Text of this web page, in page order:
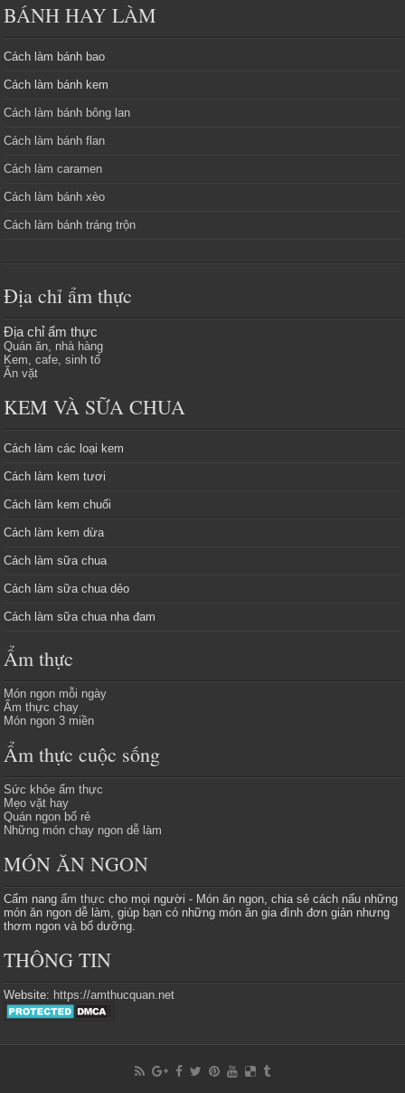
BÁNH HAY LÀM
Cách làm bánh bao
Cách làm bánh kem
Cách làm bánh bông lan
Cách làm bánh flan
Cách làm caramen
Cách làm bánh xèo
Cách làm bánh tráng trộn
Địa chỉ ẩm thực
Địa chỉ ẩm thực
Quán ăn, nhà hàng
Kem, cafe, sinh tố
Ăn vặt
KEM VÀ SỮA CHUA
Cách làm các loại kem
Cách làm kem tươi
Cách làm kem chuối
Cách làm kem dừa
Cách làm sữa chua
Cách làm sữa chua dẻo
Cách làm sữa chua nha đam
Ẩm thực
Món ngon mỗi ngày
Ẩm thực chay
Món ngon 3 miền
Ẩm thực cuộc sống
Sức khỏe ẩm thực
Mẹo vặt hay
Quán ngon bổ rẻ
Những món chay ngon dễ làm
MÓN ĂN NGON
Cẩm nangẩm thực cho mọi người - Món ăn ngon, chia sẻ cách nấu những
món ăn ngon dễ làm, giúp bạn có những món ăn gia đình đơn giản nhưng
thơm ngon và bổ dưỡng.
THÔNG TIN
Website: https://amthucquan.net